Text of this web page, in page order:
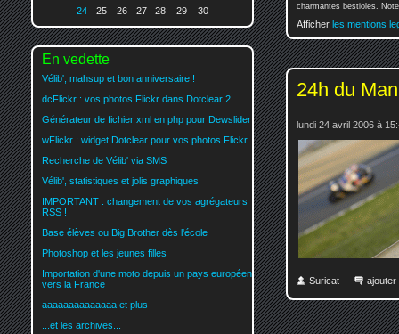
charmantes bestioles.
Afficher les mentions
24h du
lundi 24 avril 2006 à
Suricat ajouter
24
25 26 27 28 29 30
En vedette
Vélib', mahsup et bon anniversaire !
dcFlickr : vos photos Flickr dans Dotclear 2
Générateur de fichier xml en php pour Dewslider
wFlickr : widget Dotclear pour vos photos Flickr
Recherche de Vélib' via SMS
Vélib', statistiques et jolis graphiques
IMPORTANT : changement de vos agrégateurs
RSS !
Base élèves ou Big Brother dès l'école
Photoshop et les jeunes filles
Importation d'une moto depuis un pays européen
vers la France
aaaaaaaaaaaaaa et plus
...et les archives...